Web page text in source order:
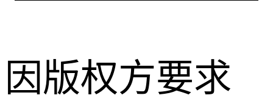
因版权方要求